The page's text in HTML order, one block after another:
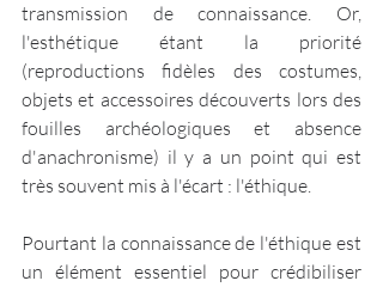
transmission de connaissance. Or,
l'esthétique étant la priorité
(reproductions fidèles des costumes,
objets et accessoires découverts lors des
fouilles archéologiques et absence
d'anachronisme) il y a un point qui est
très souvent mis à l'écart : l'éthique.
Pourtant la connaissance de l'éthique est
un élément essentiel pour crédibiliser